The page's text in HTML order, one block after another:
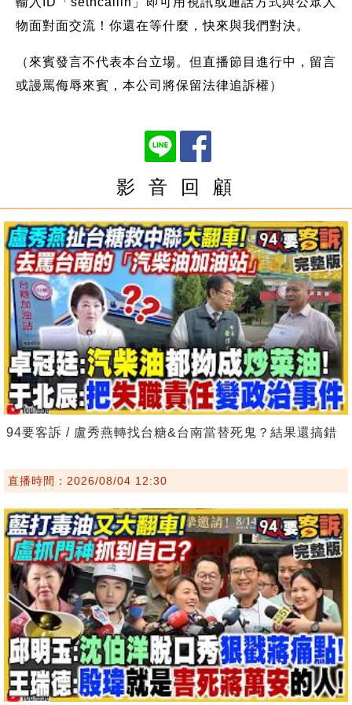
物面對面交流！你還在等什麼，快來與我們對決。
（來賓發言不代表本台立場。但直播節目進行中，留言
或謾罵侮辱來賓，本公司將保留法律追訴權）
影 音 回 顧
94要客訴 / 盧秀燕轉找台糖&台南當替死鬼？結果還搞錯
直播時間：2026/08/04 12:30